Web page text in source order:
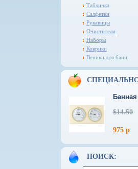
Табличка
Салфетки
Рукавицы
Очистители
Наборы
Коврики
Веники для бани
$14.50
975 р
ПОИСК: